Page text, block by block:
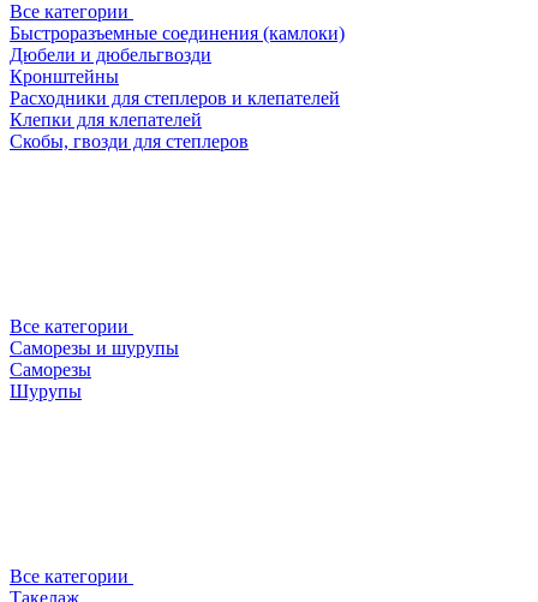
Все категории
Быстроразъемные соединения (камлоки)
Дюбели и дюбельгвозди
Кронштейны
Расходники для степлеров и клепателей
Клепки для клепателей
Скобы, гвозди для степлеров
Все категории
Саморезы и шурупы
Саморезы
Шурупы
Все категории
Такелаж